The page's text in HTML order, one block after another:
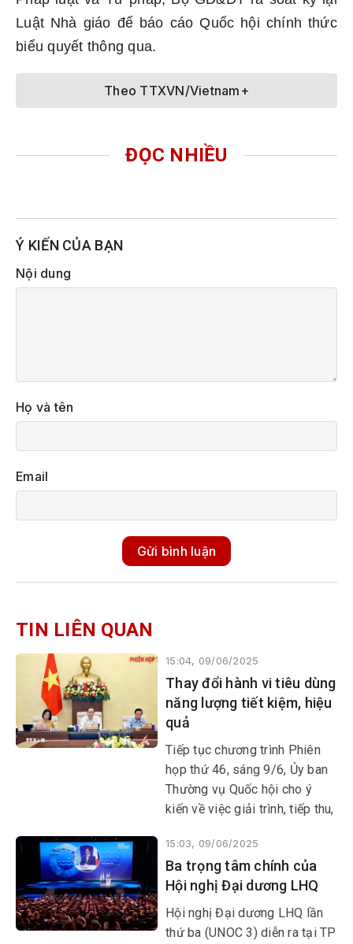
Luật Nhà giáo để báo cáo Quốc hội chính thức
biểu quyết thông qua.
Theo TTXVN/Vietnam+
ĐỌC NHIỀU
Ý KIẾN CỦA BẠN
Nội dung
Họ và tên
Email
Gửi bình luận
TIN LIÊN QUAN
15:04, 09/06/2025
Thay đổi hành vi tiêu dùng
năng lượng tiết kiệm, hiệu
quả
Tiếp tục chương trình Phiên
họp thứ 46, sáng 9/6, Ủy ban
Thường vụ Quốc hội cho ý
kiến về việc giải trình, tiếp thu,
bổ sung một số điều của Luật
Sử dụng năng lượng tiết kiệm
và hiệu quả.
15:03, 09/06/2025
Ba trọng tâm chính của
Hội nghị Đại dương LHQ
Hội nghị Đại dương LHQ lần
thứ ba (UNOC 3) diễn ra tại TP